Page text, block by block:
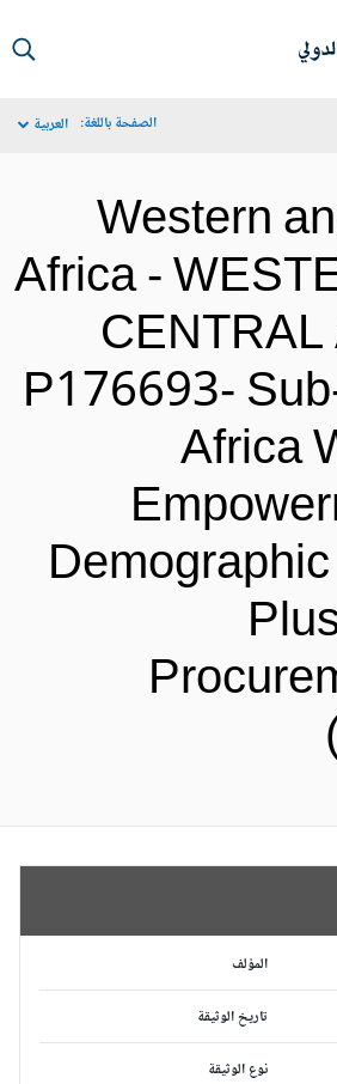
الصفحة باللغة: العربية
Western
Africa -
P176693-
المؤلف
تاريخ الوثيقة
نوع الوثيقة